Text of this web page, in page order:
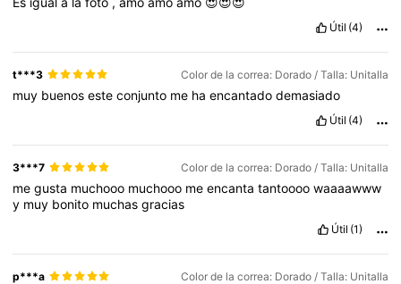
Útil (4)
t***3 Color de la correa: Dorado / Talla: Unitalla
muy buenosesteconjunto me haencantadodemasiado
Útil (4)
3***7 Color de la correa: Dorado / Talla: Unitalla
megusta muchooo muchooo meencantatantoooowaaaawww
y muy bonito muchasgracias
Útil (1)
p***a Color de la correa: Dorado / Talla: Unitalla